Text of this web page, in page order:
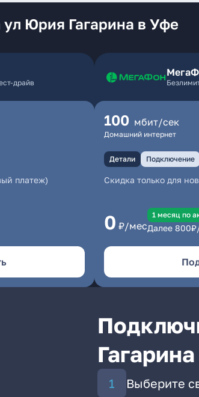
Юрия Гагарина в Уфе
драйв
платеж)
100 мбит/сек
Домашний интернет
Детали Подключение
Скидка только для
0 ₽/мес
1 месяц по
Далее 800
Выберите